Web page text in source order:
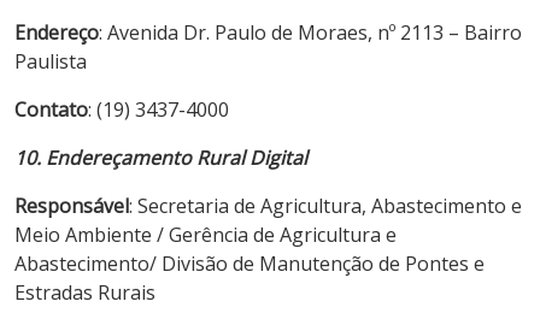
Endereço: Avenida Dr. Paulo de Moraes, nº 2113 – Bairro
Paulista
Contato: (19) 3437-4000
10. Endereçamento Rural Digital
Responsável: Secretaria de Agricultura, Abastecimento e
Meio Ambiente / Gerência de Agricultura e
Abastecimento/ Divisão de Manutenção de Pontes e
Estradas Rurais